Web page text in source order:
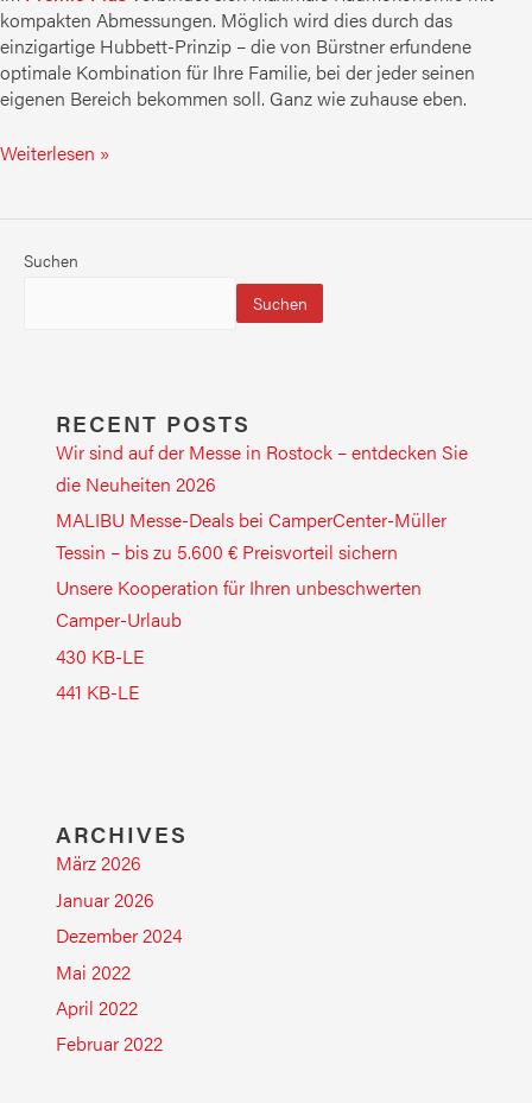
kompakten Abmessungen. Möglich wird dies durch das
einzigartige Hubbett-Prinzip – die von Bürstner erfundene
optimale Kombination für Ihre Familie, bei der jeder seinen
eigenen Bereich bekommen soll. Ganz wie zuhause eben.
Weiterlesen »
Suchen
Suchen
RECENT POSTS
Wir sind auf der Messe in Rostock – entdecken Sie
die Neuheiten 2026
MALIBU Messe-Deals bei CamperCenter-Müller
Tessin – bis zu 5.600 € Preisvorteil sichern
Unsere Kooperation für Ihren unbeschwerten
Camper-Urlaub
430 KB-LE
441 KB-LE
ARCHIVES
März 2026
Januar 2026
Dezember 2024
Mai 2022
April 2022
Februar 2022